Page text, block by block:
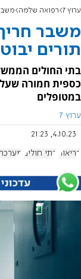
ערוץ 7 רפואה שלמה משבר
משבר
תורים יבוטלו, 5 דקות
בתי החולים
כספית חמורה
במטופלים
ערוץ 7
4.10.23, 21:23
בריאות בתי חולים